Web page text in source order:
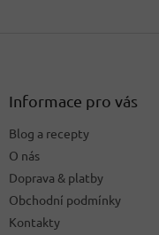
Informace pro vás
Blog a recepty
O nás
Doprava & platby
Obchodní podmínky
Kontakty